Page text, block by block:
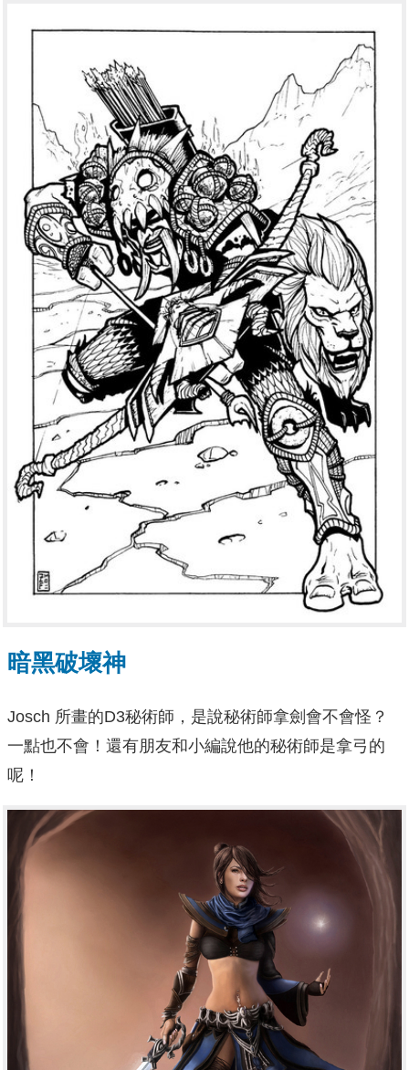
暗黑破壞神
Josch 所畫的D3秘術師，是說秘術師拿劍會不會怪？
一點也不會！還有朋友和小編說他的秘術師是拿弓的
呢！